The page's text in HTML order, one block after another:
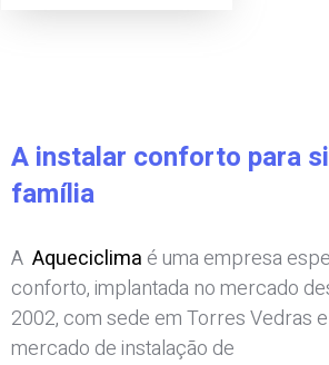
A instalar conforto para
família
A Aqueciclimaé uma empresa
conforto, implantada no mercado
2002, com sede em Torres Vedras
mercado de instalação de